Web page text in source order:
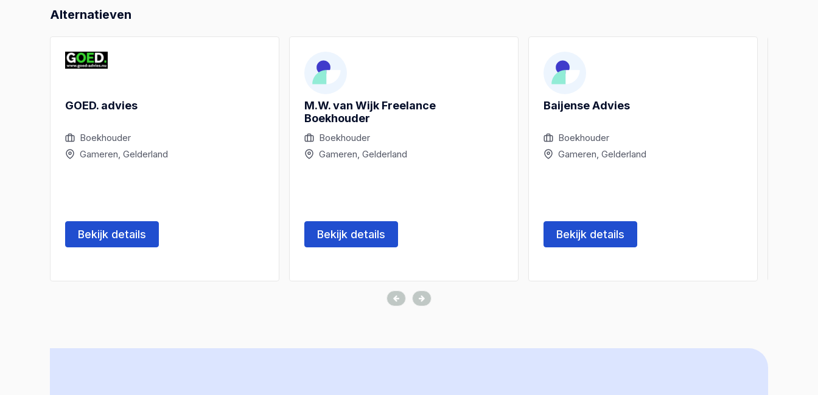
Alternatieven
GOED. advies
Boekhouder
Gameren, Gelderland
Bekijk details
M.W. van Wijk Freelance
Boekhouder
Boekhouder
Gameren, Gelderland
Bekijk details
Baijense Advies
Boekhouder
Gameren, Gelderland
Bekijk details